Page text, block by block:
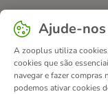
Ajude-
A zooplus utiliza
cookies que são
navegar e fazer
podemos ativar cookies